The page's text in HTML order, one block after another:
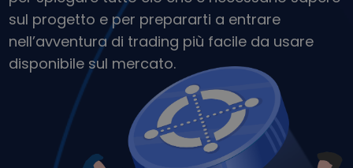
sul progetto e per prepararti a entrare
nell’avventura di trading più facile da usare
disponibile sul mercato.